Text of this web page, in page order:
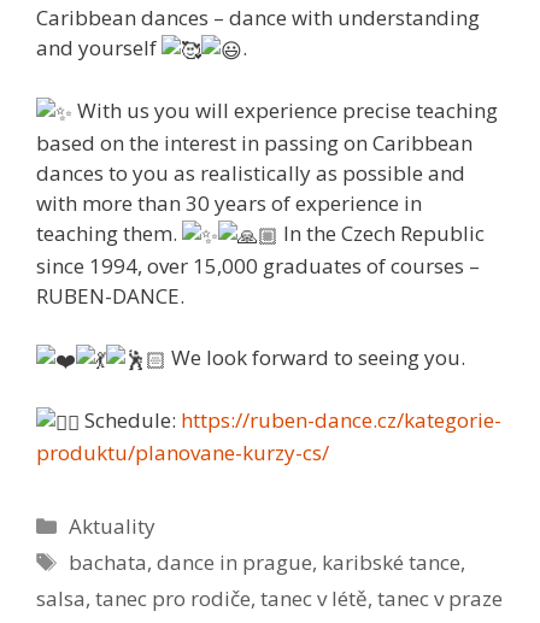
Caribbean dances – dance with understanding
and yourself
.
With us you will experience precise teaching
based on the interest in passing on Caribbean
dances to you as realistically as possible and
with more than 30 years of experience in
teaching them.
In the Czech Republic
since 1994, over 15,000 graduates of courses –
RUBEN-DANCE.
We look forward to seeing you.
Schedule: https://ruben-dance.cz/kategorie-
produktu/planovane-kurzy-cs/
Rubriky
Aktuality
Štítky
bachata,dance in prague, karibské tance,
salsa, tanec pro rodiče, tanec v létě, tanec v praze